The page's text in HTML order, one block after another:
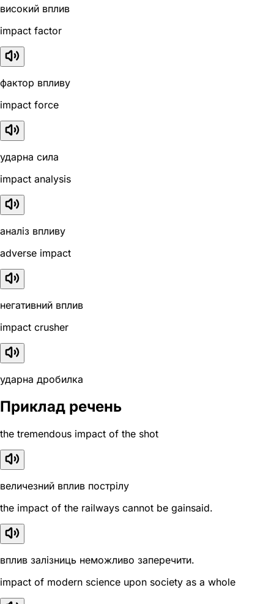
високий вплив
impact factor
фактор впливу
impact force
ударна сила
impact analysis
аналіз впливу
adverse impact
негативний вплив
impact crusher
ударна дробилка
Приклад речень
the tremendous impact of the shot
величезний вплив пострілу
the impact of the railways cannot be gainsaid.
вплив залізниць неможливо заперечити.
impact of modern science upon society as a whole